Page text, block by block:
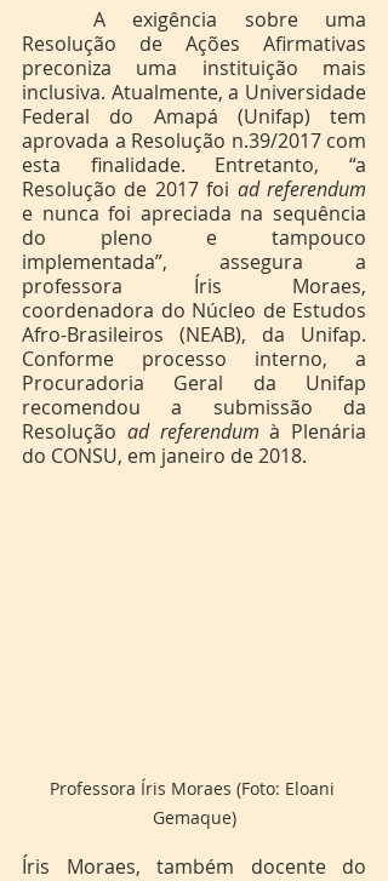
Resolução de Ações Afirmativas
preconiza uma instituição mais
inclusiva. Atualmente, a Universidade
Federal do Amapá (Unifap) tem
aprovada a Resolução n.39/2017 com
esta finalidade. Entretanto, “a
Resolução de 2017 foi ad referendum
e nunca foi apreciada na sequência
do pleno e tampouco
implementada”, assegura a
professora Íris Moraes,
coordenadora do Núcleo de Estudos
Afro-Brasileiros (NEAB), da Unifap.
Conforme processo interno, a
Procuradoria Geral da Unifap
recomendou a submissão da
Resolução ad referendum à Plenária
do CONSU, em janeiro de 2018.
Professora Íris Moraes (Foto: Eloani
Gemaque)
Íris Moraes, também docente do